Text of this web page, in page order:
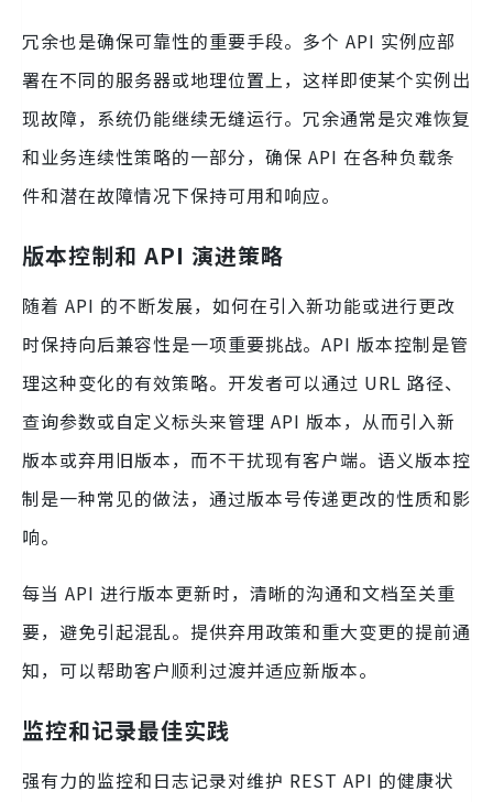
冗余也是确保可靠性的重要手段。多个 API 实例应部
署在不同的服务器或地理位置上，这样即使某个实例出
现故障，系统仍能继续无缝运行。冗余通常是灾难恢复
和业务连续性策略的一部分，确保 API 在各种负载条
件和潜在故障情况下保持可用和响应。
版本控制和 API 演进策略
随着 API 的不断发展，如何在引入新功能或进行更改
时保持向后兼容性是一项重要挑战。API 版本控制是管
理这种变化的有效策略。开发者可以通过 URL 路径、
查询参数或自定义标头来管理 API 版本，从而引入新
版本或弃用旧版本，而不干扰现有客户端。语义版本控
制是一种常见的做法，通过版本号传递更改的性质和影
响。
每当 API 进行版本更新时，清晰的沟通和文档至关重
要，避免引起混乱。提供弃用政策和重大变更的提前通
知，可以帮助客户顺利过渡并适应新版本。
监控和记录最佳实践
强有力的监控和日志记录对维护 REST API 的健康状